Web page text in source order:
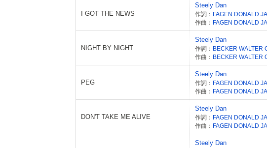
I GOT THE NEWS
Steely Dan
作詞： FAGEN DONALD
作曲： FAGEN DONALD
NIGHT BY NIGHT
Steely Dan
作詞：
作曲：
PEG
Steely Dan
作詞： FAGEN DONALD
作曲： FAGEN DONALD
DON'T TAKE ME ALIVE
Steely Dan
作詞： FAGEN DONALD
作曲： FAGEN DONALD
Steely Dan